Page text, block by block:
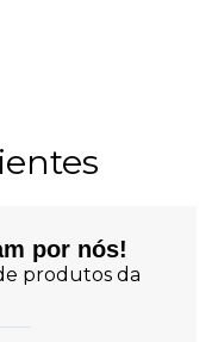
por nós!
produtos da